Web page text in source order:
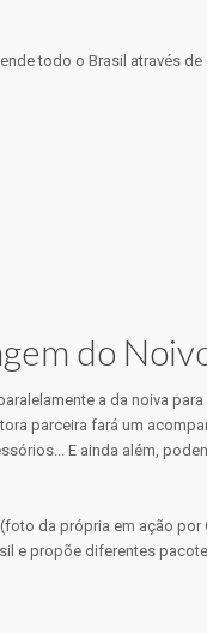
todo o Brasil através
do
a da noiva
parceira fará um
E ainda além,
da própria em ação por
e propõe diferentes